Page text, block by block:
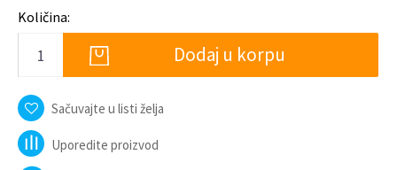
Količina:
Dodaj u korpu
Sačuvajte u listi želja
Uporedite proizvod